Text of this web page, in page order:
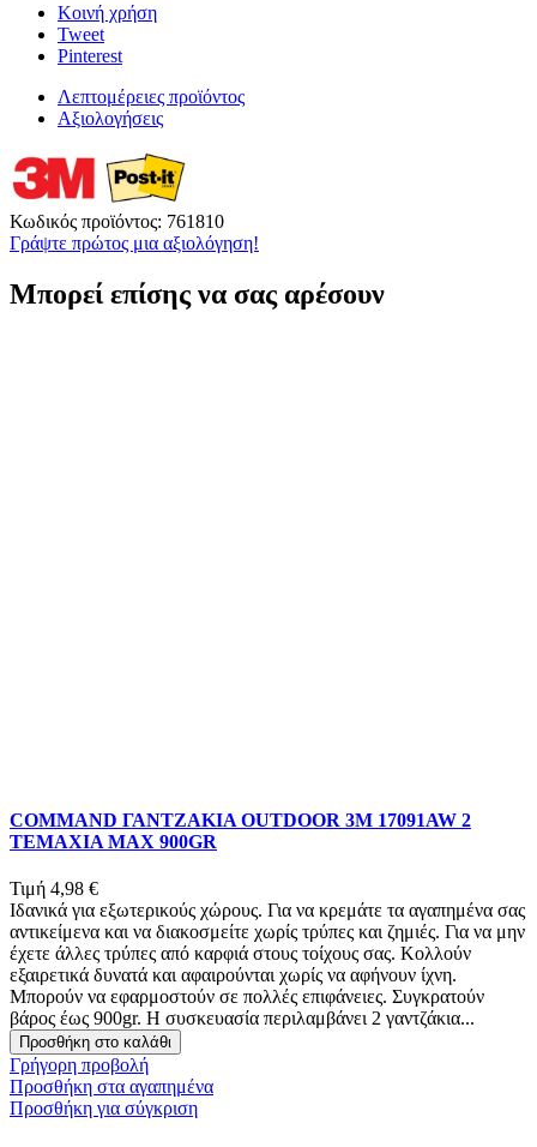
Κοινή χρήση
Tweet
Pinterest
Λεπτομέρειες προϊόντος
Αξιολογήσεις
Κωδικός προϊόντος: 761810
Γράψτε πρώτος μια αξιολόγηση!
Μπορεί επίσης να σας αρέσουν
COMMAND ΓΑΝΤΖΑΚΙΑ OUTDOOR 3Μ 17091AW 2
ΤΕΜΑΧΙΑ MAX 900GR
Τιμή 4,98 €
Ιδανικά για εξωτερικούς χώρους. Για να κρεμάτε τα αγαπημένα σας
αντικείμενα και να διακοσμείτε χωρίς τρύπες και ζημιές. Για να μην
έχετε άλλες τρύπες από καρφιά στους τοίχους σας. Κολλούν
εξαιρετικά δυνατά και αφαιρούνται χωρίς να αφήνουν ίχνη.
Μπορούν να εφαρμοστούν σε πολλές επιφάνειες. Συγκρατούν
βάρος έως 900gr. Η συσκευασία περιλαμβάνει 2 γαντζάκια...
Προσθήκη στο καλάθι
Γρήγορη προβολή
Προσθήκη στα αγαπημένα
Προσθήκη για σύγκριση